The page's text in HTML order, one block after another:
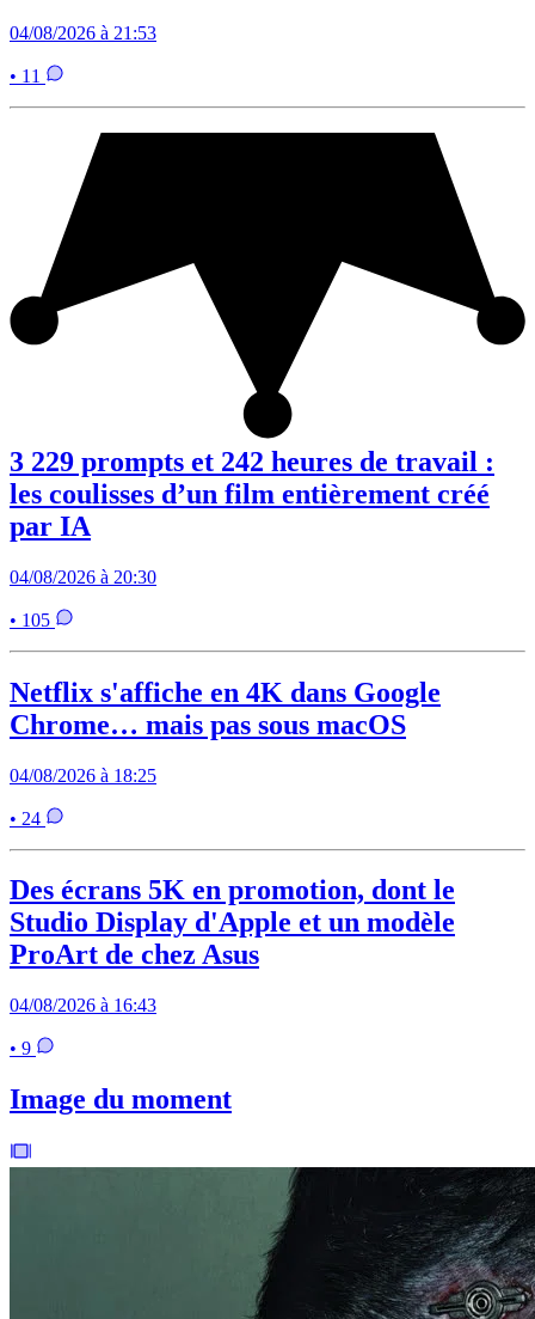
04/08/2026 à 21:53
• 11
3 229 prompts et 242 heures de travail :
les coulisses d’un film entièrement créé
par IA
04/08/2026 à 20:30
• 105
Netflix s'affiche en 4K dans Google
Chrome… mais pas sous macOS
04/08/2026 à 18:25
• 24
Des écrans 5K en promotion, dont le
Studio Display d'Apple et un modèle
ProArt de chez Asus
04/08/2026 à 16:43
• 9
Image du moment